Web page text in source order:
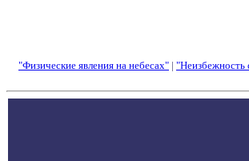
"Физические явления на небесах" | "Неизбежность